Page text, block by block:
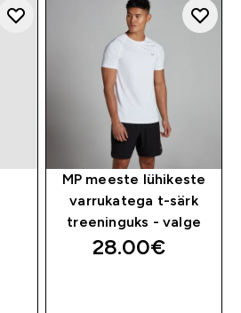
MP meeste lühikeste
varrukatega t-särk
treeninguks - valge
28.00€‎